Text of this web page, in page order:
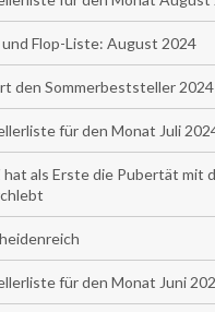
Flop-Liste: August 2024
den Sommerbeststeller 2024
für den Monat Juli
als Erste die Pubertät mit
für den Monat Juni